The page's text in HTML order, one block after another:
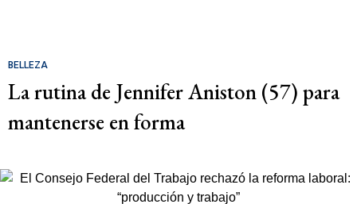
BELLEZA
La rutina de Jennifer Aniston (57) para
mantenerse en forma